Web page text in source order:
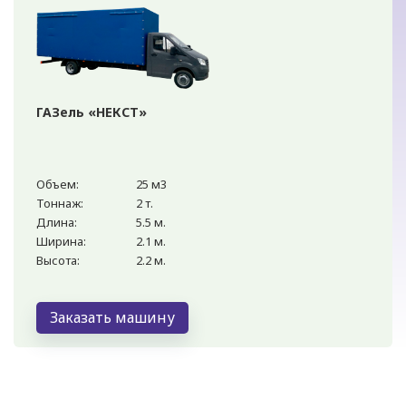
ГАЗель «НЕКСТ»
Объем:
25 м3
Тоннаж:
2 т.
Длина:
5.5 м.
Ширина:
2.1 м.
Высота:
2.2 м.
Заказать машину